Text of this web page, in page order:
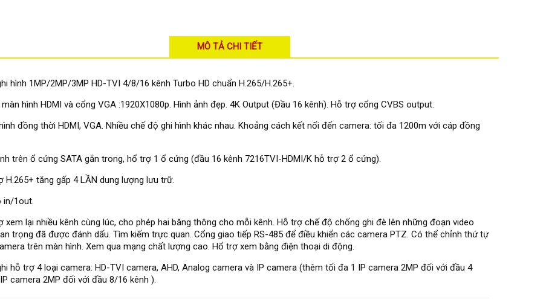
MÔ TẢ CHI TIẾT
hình 1MP/2MP/3MP HD-TVI 4/8/16 kênh Turbo HD chuẩn H.265/H.265+.
hình HDMI và cổng VGA :1920X1080p. Hình ảnh đẹp. 4K Output (Đầu 16 kênh). Hỗ trợ cổng CVBS output.
đồng thời HDMI, VGA. Nhiều chế độ ghi hình khác nhau. Khoảng cách kết nối đến camera: tối đa 1200m với cáp đồng
trên ổ cứng SATA gắn trong, hổ trợ 1 ổ cứng (đầu 16 kênh 7216TVI-HDMI/K hỗ trợ 2 ổ cứng).
H.265+ tăng gấp 4 LẦN dung lượng lưu trữ.
in/1out.
xem lại nhiều kênh cùng lúc, cho phép hai băng thông cho mỗi kênh. Hỗ trợ chế độ chống ghi đè lên những đoạn video
trọng đã được đánh dấu. Tìm kiếm trực quan. Cổng giao tiếp RS-485 để điều khiển các camera PTZ. Có thể chỉnh thứ tự
trên màn hình. Xem qua mạng chất lượng cao. Hổ trợ xem bằng điện thoại di động.
hỗ trợ 4 loại camera: HD-TVI camera, AHD, Analog camera và IP camera (thêm tối đa 1 IP camera 2MP đối với đầu 4
camera 2MP đối với đầu 8/16 kênh ).